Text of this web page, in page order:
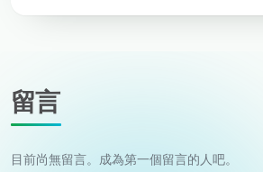
留言
目前尚無留言。成為第一個留言的人吧。